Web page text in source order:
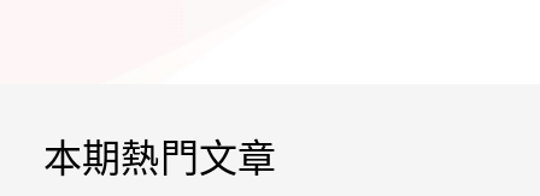
本期熱門文章